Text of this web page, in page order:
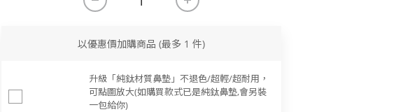
以優惠價加購商品 (最多 1 件)
升級「純鈦材質鼻墊」不退色/超輕/超耐用，
可點圖放大(如購買款式已是純鈦鼻墊,會另裝
一包給你)